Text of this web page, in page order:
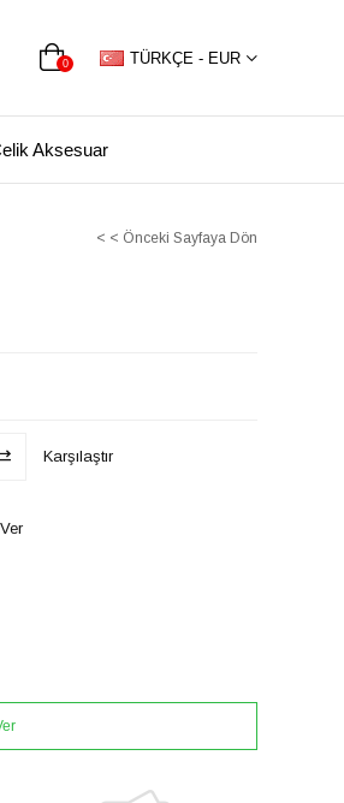
0 TÜRKÇE - EUR
Aksesuar
< < Önceki Sayfaya Dön
Karşılaştır